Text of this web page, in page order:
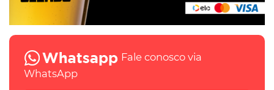
Fale conosco via
WhatsApp